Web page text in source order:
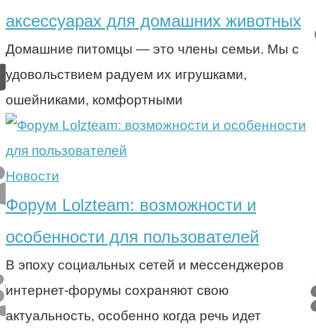
аксессуарах для домашних животных
Домашние питомцы — это члены семьи. Мы с
удовольствием радуем их игрушками,
ошейниками, комфортными
Новости
Форум Lolzteam: возможности и
особенности для пользователей
В эпоху социальных сетей и мессенджеров
интернет-форумы сохраняют свою
актуальность, особенно когда речь идет